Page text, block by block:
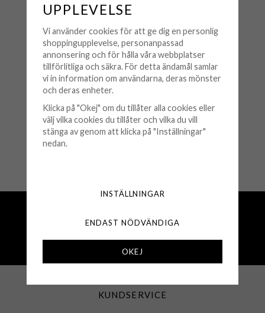
Kartong - Liten Röd
20 kr
KÖP
Snabba leveranser (1-3 vardagar)
Öppet köp 30 dagar
KUNDSERVICE
UPPLEVELSE
Vi använder cookies för att ge dig en personlig
shoppingupplevelse, personanpassad
annonsering och för hålla våra webbplatser
tillförlitliga och säkra. För detta ändamål samlar
vi in information om användarna, deras mönster
och deras enheter.
Klicka på "Okej" om du tillåter alla cookies eller
välj vilka cookies du tillåter och vilka du vill
stänga av genom att klicka på "Inställningar"
nedan.
INSTÄLLNINGAR
ENDAST NÖDVÄNDIGA
OKEJ